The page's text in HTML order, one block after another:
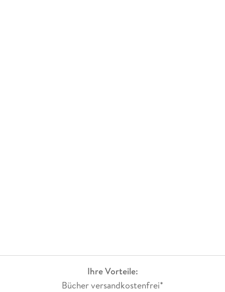
Ihre Vorteile:
Bücher versandkostenfrei*